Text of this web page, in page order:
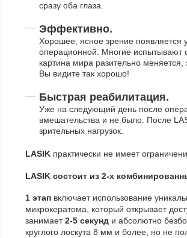
сразу оба глаза.
Эффективно.
Хорошее, ясное зрение появляется
операционной. Многие испытывают
картина мира разительно
Вы видите так хорошо!
Быстрая реабилитация.
Уже на следующий день после
вмешательства и не было. После
зрительных нагрузок.
LASIK практически не имеет
LASIK состоит из 2-х
1 этап включает использование
микрокератома, который открывает
занимает2-5 секунд и абсолютно
круглого лоскута 8 мм и более, но не